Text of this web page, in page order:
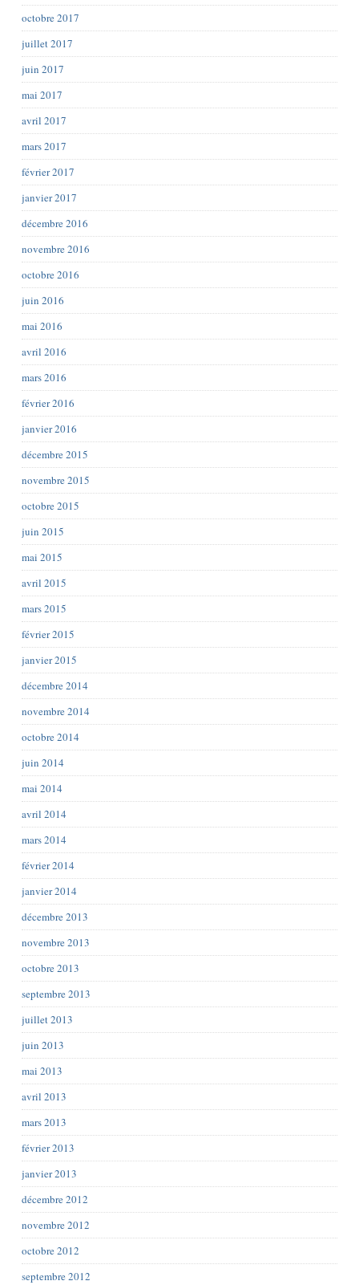
octobre 2017
juillet 2017
juin 2017
mai 2017
avril 2017
mars 2017
février 2017
janvier 2017
décembre 2016
novembre 2016
octobre 2016
juin 2016
mai 2016
avril 2016
mars 2016
février 2016
janvier 2016
décembre 2015
novembre 2015
octobre 2015
juin 2015
mai 2015
avril 2015
mars 2015
février 2015
janvier 2015
décembre 2014
novembre 2014
octobre 2014
juin 2014
mai 2014
avril 2014
mars 2014
février 2014
janvier 2014
décembre 2013
novembre 2013
octobre 2013
septembre 2013
juillet 2013
juin 2013
mai 2013
avril 2013
mars 2013
février 2013
janvier 2013
décembre 2012
novembre 2012
octobre 2012
septembre 2012